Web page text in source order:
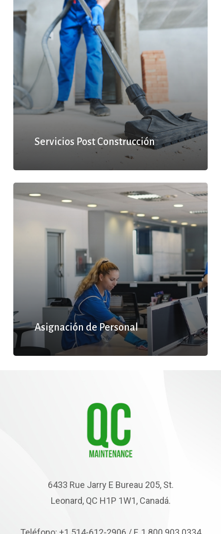
Servicios Post Construcción
Asignación de Personal
6433 Rue Jarry E Bureau 205, St.
Leonard, QC H1P 1W1, Canadá.